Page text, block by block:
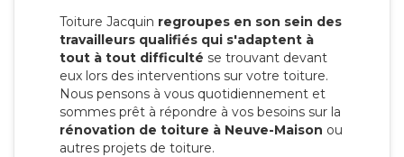
Toiture Jacquin regroupes en son sein des
travailleurs qualifiés qui s'adaptent à
tout à tout difficulté se trouvant devant
eux lors des interventions sur votre toiture.
Nous pensons à vous quotidiennement et
sommes prêt à répondre à vos besoins sur la
rénovation de toiture à Neuve-Maison ou
autres projets de toiture.